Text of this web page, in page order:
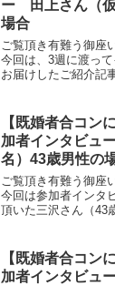
ー 田上さん（
場合
ご覧頂き有難う御座
今回は、3週に渡っ
お届けしたご紹介記
した。お話を伺える
なお時間頂き有難う...
【既婚者合コン
加者インタビュ
名）43歳男性の
ご覧頂き有難う御座
今回は参加者インタ
頂いた三沢さん（43
メンです。その様子
でお届けしたいと思
【既婚者合コン
加者インタビュ